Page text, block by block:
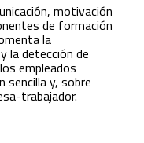
motivación
de formación
la
la detección de
empleados
sencilla y, sobre
trabajador.